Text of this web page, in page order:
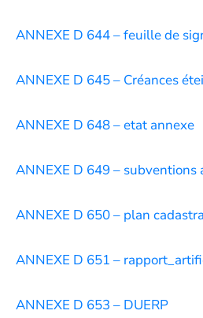
ANNEXE D 644 – feuille de
ANNEXE D 645 – Créances
ANNEXE D 648 – etat annexe
ANNEXE D 649 – subventions
ANNEXE D 650 – plan
ANNEXE D 651 –
ANNEXE D 653 – DUERP